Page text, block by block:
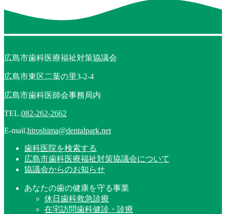
広島市歯科医療福祉対策協議会
広島市東区二葉の里3-2-4
広島市歯科医師会事務局内
TEL.082-262-2662
E-mail.hiroshima@dentalpark.net
歯科医院を検索する
広島市歯科医療福祉対策協議会について
協議会からのお知らせ
あなたの歯の健康を守る事業
休日歯科救急診療
在宅訪問歯科健診・診療